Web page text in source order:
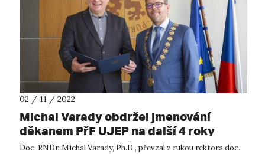
02 / 11 / 2022
Michal Varady obdržel jmenování
děkanem PřF UJEP na další 4 roky
Doc. RNDr. Michal Varady, Ph.D., převzal z rukou rektora doc.